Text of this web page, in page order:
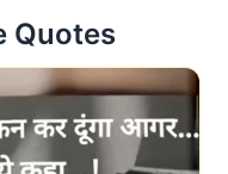
Quotes